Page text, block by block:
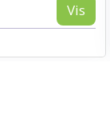
Vis